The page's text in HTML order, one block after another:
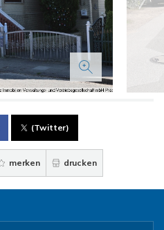
(Twitter)
merken drucken